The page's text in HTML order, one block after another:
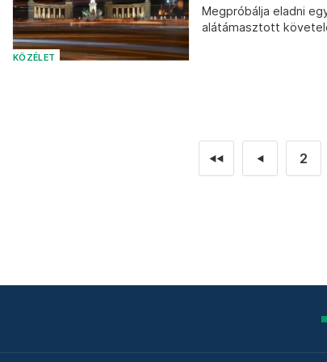
KÖZÉLET
Megpróbálja eladni
alátámasztott
◄◄ ◄ 2